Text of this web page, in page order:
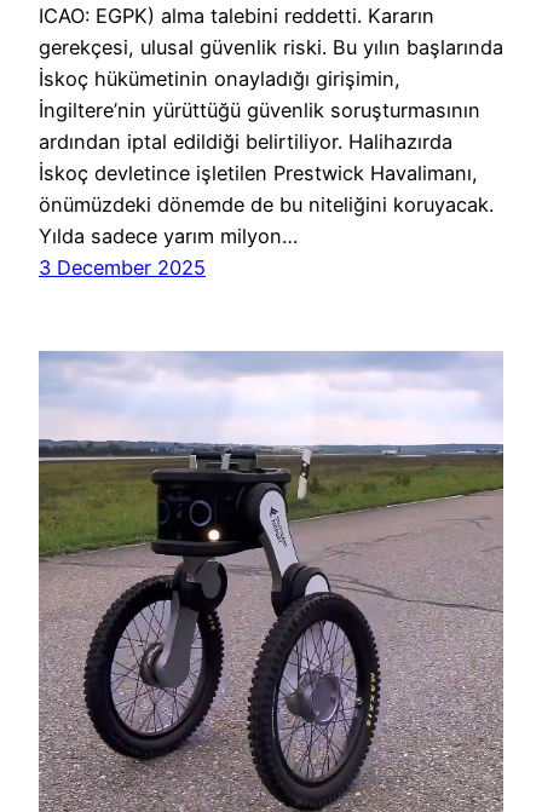
ICAO: EGPK) alma talebini reddetti. Kararın
gerekçesi, ulusal güvenlik riski. Bu yılın başlarında
İskoç hükümetinin onayladığı girişimin,
İngiltere’nin yürüttüğü güvenlik soruşturmasının
ardından iptal edildiği belirtiliyor. Halihazırda
İskoç devletince işletilen Prestwick Havalimanı,
önümüzdeki dönemde de bu niteliğini koruyacak.
Yılda sadece yarım milyon…
3 December 2025